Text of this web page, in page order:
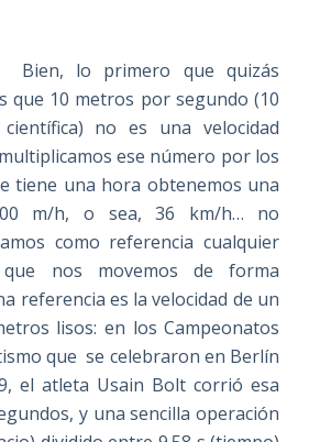
Bien, lo primero que quizás
que 10 metros por segundo (10
no es una velocidad
ese número por los
tiene una hora obtenemos una
m/h, o sea, 36 km/h… no
como referencia cualquier
nos movemos de forma
referencia es la velocidad de un
lisos: en los Campeonatos
que se celebraron en Berlín
el atleta Usain Bolt corrió esa
y una sencilla operación